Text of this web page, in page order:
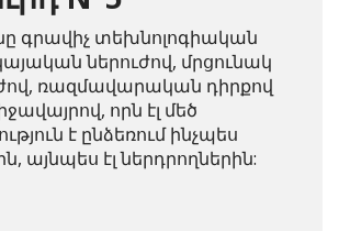
գրավիչ տեխնոլոգիական
ներուժով, մրցունակ
ռազմավարական դիրքով
որն էլ մեծ
է ընձեռում ինչպես
այնպես էլ ներդրողներին: